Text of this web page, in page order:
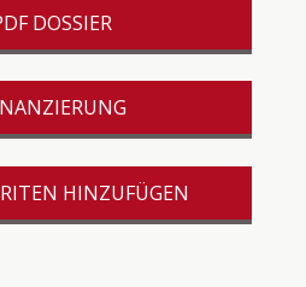
DOSSIER
HINZUFÜGEN